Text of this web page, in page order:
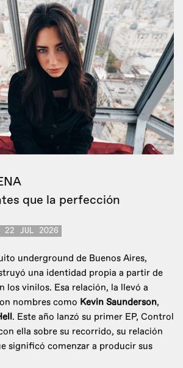
que la perfección
22 JUL 2026
underground de Buenos Aires,
una identidad propia a partir de
los vinilos. Esa relación, la llevó a
nombres como Kevin Saunderson,
. Este año lanzó su primer EP, Control
ella sobre su recorrido, su relación
significó comenzar a producir sus